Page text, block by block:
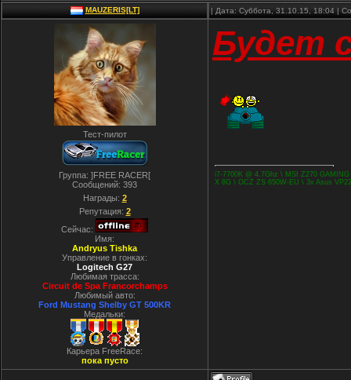
MAUZERIS[LT] | Дата: Суббота, 31.10.15, 18:04 |
Тест-пилот
Группа: ]FREE RACER[
Сообщений: 393
Награды: 2
Репутация: 2
Сейчас:
Имя:
Andryus Tishka
Управление в гонках:
Logitech G27
Любимая трасса:
Cirсuit de Spa Francorchamps
Любимый авто:
Ford Mustang Shelby GT 500KR
Медальки:
Карьера FreeRace:
пока пусто
Будет
i7-7700K @ 4.7Ghz \ MSI Z270
X 8G \ OCZ ZS 650W-EU \ 3x Asus